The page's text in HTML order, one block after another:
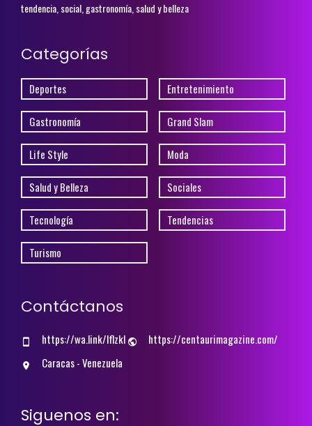
tendencia, social, gastronomía, salud y belleza
Categorías
Deportes Entretenimiento
Gastronomía Grand Slam
Life Style Moda
Salud y Belleza Sociales
Tecnología Tendencias
Turismo
Contáctanos
https://wa.link/lflzkl
https://centaurimagazine.com/
Caracas - Venezuela
Siguenos en: